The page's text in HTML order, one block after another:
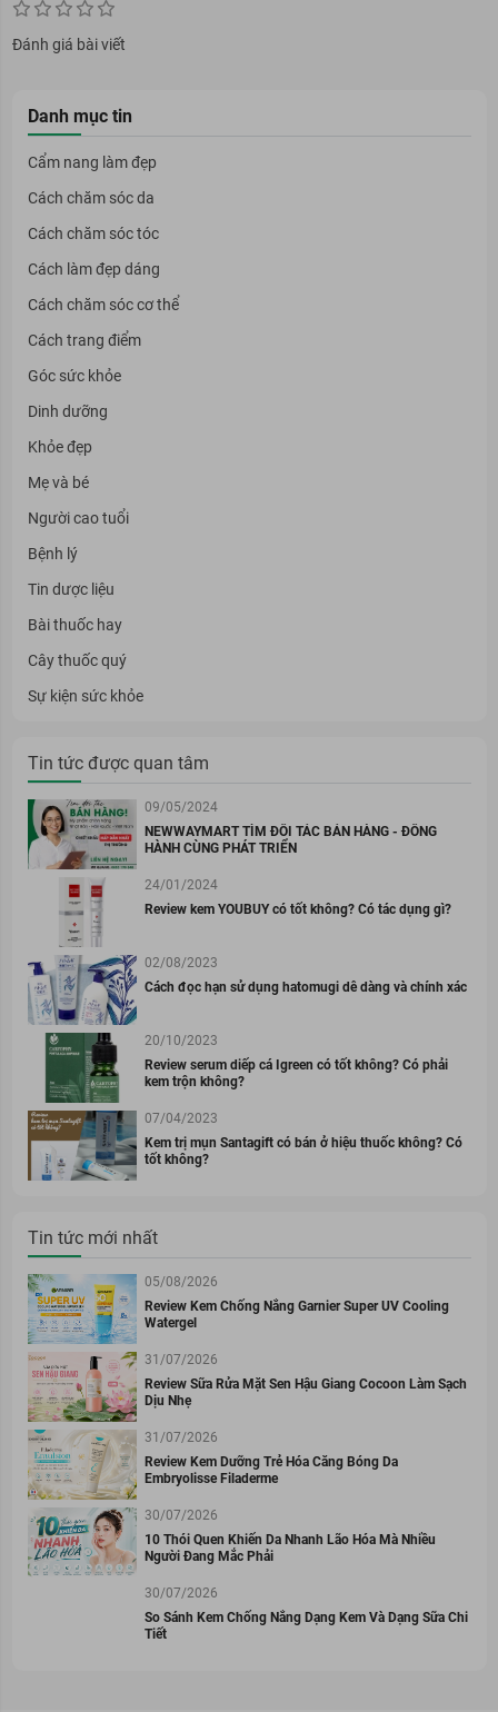
Đánh giá bài viết
Danh mục tin
Cẩm nang làm đẹp
Cách chăm sóc da
Cách chăm sóc tóc
Cách làm đẹp dáng
Cách chăm sóc cơ thể
Cách trang điểm
Góc sức khỏe
Dinh dưỡng
Khỏe đẹp
Mẹ và bé
Người cao tuổi
Bệnh lý
Tin dược liệu
Bài thuốc hay
Cây thuốc quý
Sự kiện sức khỏe
Tin tức được quan tâm
09/05/2024
NEWWAYMART TÌM ĐỐI TÁC BÁN HÀNG - ĐỒNG
HÀNH CÙNG PHÁT TRIỂN
24/01/2024
Review kem YOUBUY có tốt không? Có tác dụng gì?
02/08/2023
Cách đọc hạn sử dụng hatomugi dễ dàng và chính xác
20/10/2023
Review serum diếp cá Igreen có tốt không? Có phải
kem trộn không?
07/04/2023
Kem trị mụn Santagift có bán ở hiệu thuốc không? Có
tốt không?
Tin tức mới nhất
05/08/2026
Review Kem Chống Nắng Garnier Super UV Cooling
Watergel
31/07/2026
Review Sữa Rửa Mặt Sen Hậu Giang Cocoon Làm Sạch
Dịu Nhẹ
31/07/2026
Review Kem Dưỡng Trẻ Hóa Căng Bóng Da
Embryolisse Filaderme
30/07/2026
10 Thói Quen Khiến Da Nhanh Lão Hóa Mà Nhiều
Người Đang Mắc Phải
30/07/2026
So Sánh Kem Chống Nắng Dạng Kem Và Dạng Sữa Chi
Tiết